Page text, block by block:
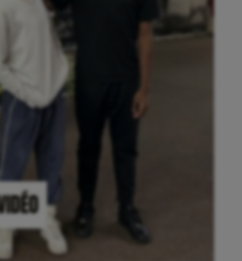
et Paralympiques
Plongée